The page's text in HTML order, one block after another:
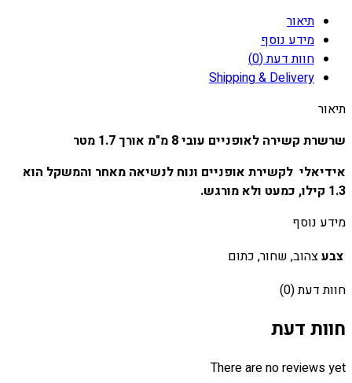
תיאור
מידע נוסף
חוות דעת (0)
Shipping & Delivery
תיאור
שרשרת קשירה לאופניים עובי 8 מ"מ אורך 1.7 מטר
אידיאלי לקשירת אופניים ונוח לנשיאה מאחר והמשקל הוא
1.3 קילו, כמעט ולא מורגש.
מידע נוסף
צבעצהוב, שחור, כתום
חוות דעת (0)
חוות דעת
There are no reviews yet